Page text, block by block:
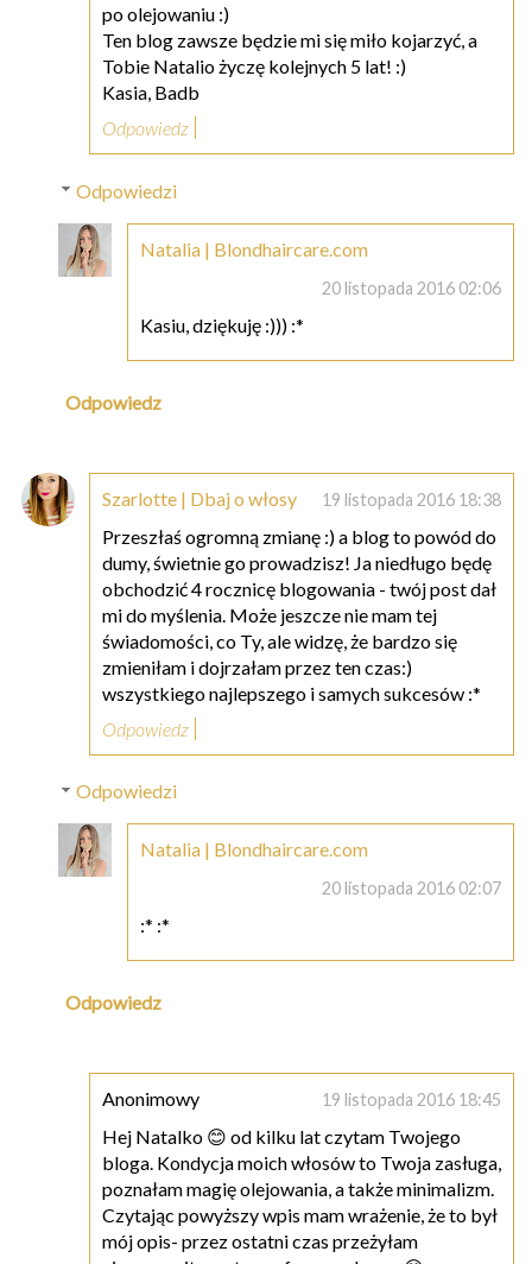
po olejowaniu :)
Ten blog zawsze będzie mi się miło kojarzyć, a
Tobie Natalio życzę kolejnych 5 lat! :)
Kasia, Badb
Odpowiedz
Odpowiedzi
Natalia | Blondhaircare.com
20 listopada 2016 02:06
Kasiu, dziękuję :))) :*
Odpowiedz
Szarlotte | Dbaj o włosy 19 listopada 2016 18:38
Przeszłaś ogromną zmianę :) a blog to powód do
dumy, świetnie go prowadzisz! Ja niedługo będę
obchodzić 4 rocznicę blogowania - twój post dał
mi do myślenia. Może jeszcze nie mam tej
świadomości, co Ty, ale widzę, że bardzo się
zmieniłam i dojrzałam przez ten czas:)
wszystkiego najlepszego i samych sukcesów :*
Odpowiedz
Odpowiedzi
Natalia | Blondhaircare.com
20 listopada 2016 02:07
:* :*
Odpowiedz
Anonimowy 19 listopada 2016 18:45
Hej Natalko 😊 od kilku lat czytam Twojego
bloga. Kondycja moich włosów to Twoja zasługa,
poznałam magię olejowania, a także minimalizm.
Czytając powyższy wpis mam wrażenie, że to był
mój opis- przez ostatni czas przeżyłam